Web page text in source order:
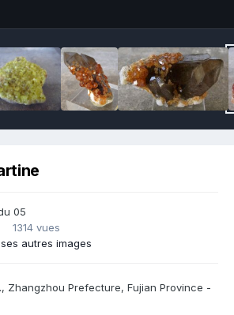
05
1314 vues
autres images
Zhangzhou Prefecture, Fujian Province -